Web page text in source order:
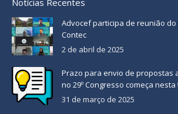
Notícias Recentes
Advocef participa de reunião do
Contec
2 de abril de 2025
Prazo para envio de propostas
no 29º Congresso começa nesta
31 de março de 2025